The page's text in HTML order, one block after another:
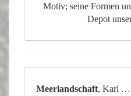
Motiv; seine Formen
Depot
Meerlandschaft, Karl …